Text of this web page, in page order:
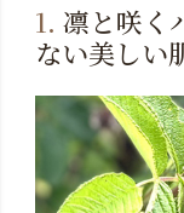
1. 凛と咲く
ない美しい